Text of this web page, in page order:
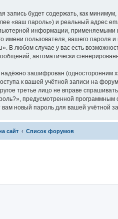
запись будет содержать, как
«ваш пароль») и реальный адрес
информации, применяемыми
имени пользователя, вашего пароля
В любом случае у вас есть
автоматически
зашифрован (односторонним
к вашей учётной записи на
третье лицо не вправе
предусмотренной программным
вам новый пароль для вашей учётной
сайт Список форумов